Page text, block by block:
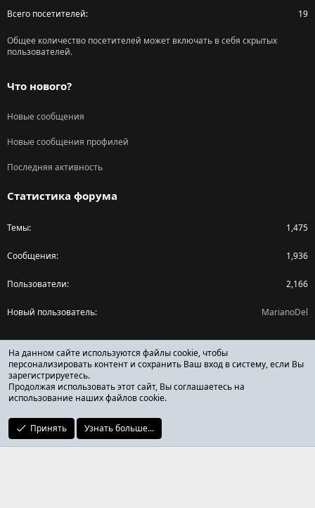
Всего посетителей 19
Общее количество посетителей может включать в себя скрытых
пользователей.
Что нового?
Новые сообщения
Новые сообщения профилей
Последняя активность
Статистика форума
Темы 1,475
Сообщения 1,936
Пользователи 2,166
Новый пользователь MarianoDel
Поделиться страницей
Facebook
X (Twitter)
Reddit
ОТЗЫВЫ ОНЛАЙН ФОРУМ
На данном сайте используются файлы cookie, чтобы
персонализировать контент и сохранить Ваш вход в систему, если Вы
зарегистрируетесь.
Продолжая использовать этот сайт, Вы соглашаетесь на
использование наших файлов cookie.
Принять Узнать больше...